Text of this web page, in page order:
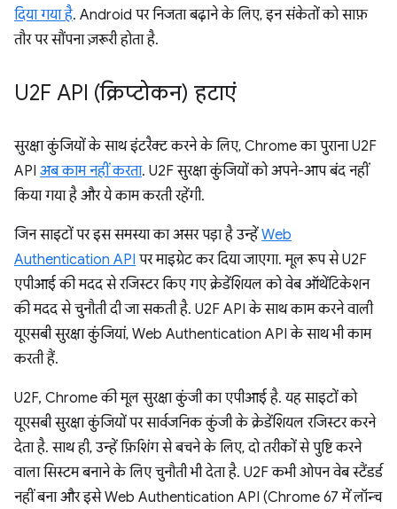
दिया गया है. Android पर निजता बढ़ाने के लिए, इन संकेतों को साफ़
तौर पर सौंपना ज़रूरी होता है.
U2F API (क्रिप्टोकन) हटाएं
सुरक्षा कुंजियों के साथ इंटरैक्ट करने के लिए, Chrome का पुराना U2F
API अब काम नहीं करता. U2F सुरक्षा कुंजियों को अपने-आप बंद नहीं
किया गया है और ये काम करती रहेंगी.
जिन साइटों पर इस समस्या का असर पड़ा है उन्हें Web
Authentication API पर माइग्रेट कर दिया जाएगा. मूल रूप से U2F
एपीआई की मदद से रजिस्टर किए गए क्रेडेंशियल को वेब ऑथेंटिकेशन
की मदद से चुनौती दी जा सकती है. U2F API के साथ काम करने वाली
यूएसबी सुरक्षा कुंजियां, Web Authentication API के साथ भी काम
करती हैं.
U2F, Chrome की मूल सुरक्षा कुंजी का एपीआई है. यह साइटों को
यूएसबी सुरक्षा कुंजियों पर सार्वजनिक कुंजी के क्रेडेंशियल रजिस्टर करने
देता है. साथ ही, उन्हें फ़िशिंग से बचने के लिए, दो तरीकों से पुष्टि करने
वाला सिस्टम बनाने के लिए चुनौती भी देता है. U2F कभी ओपन वेब स्टैंडर्ड
नहीं बना और इसे Web Authentication API (Chrome 67 में लॉन्च